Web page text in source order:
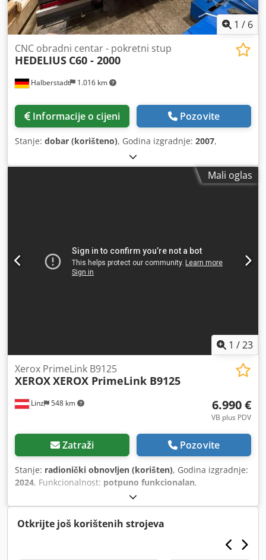
1 / 6
Halberstadt 1.016 km
CNC obradni centar - pokretni stup
HEDELIUS C60 - 2000
Informacije o cijeni Pozovite
Stanje: dobar (korišteno), Godina izgradnje: 2007,
Mali oglas
1 /23
Linz 548 km
Xerox PrimeLink B9125
XEROXXEROX PrimeLink B9125
6.990 €
VB plus PDV
Zatraži Pozovite
Stanje: radionički obnovljen (korišten), Godina izgradnje:
2024, Funkcionalnost: potpuno funkcionalan,
Otkrijte još korištenih strojeva